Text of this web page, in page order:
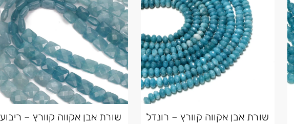
שורת אבן אקווה קוורץ – רונדל
שורת אבן אקווה קוורץ – ריבוע